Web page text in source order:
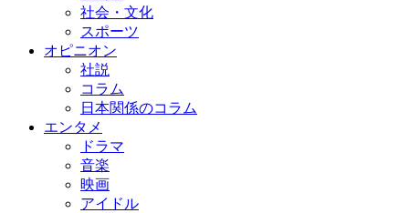
社会・文化
スポーツ
オピニオン
社説
コラム
日本関係のコラム
エンタメ
ドラマ
音楽
映画
アイドル